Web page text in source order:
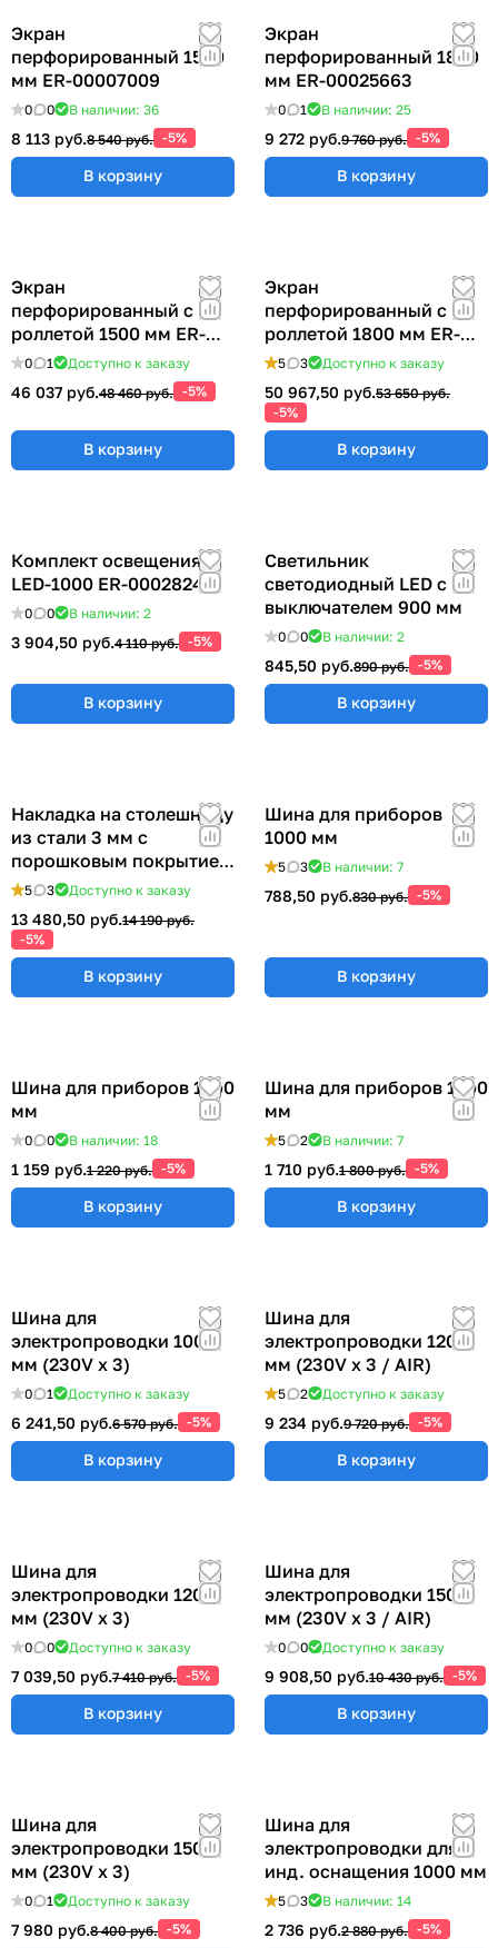
Экран
перфорированный 1500
мм ER-00007009
0 0 В наличии: 36
8 113 руб.8 540 руб. -5%
В корзину
Экран
перфорированный 1800
мм ER-00025663
0 1 В наличии: 25
9 272 руб.9 760 руб. -5%
В корзину
Экран
перфорированный с
роллетой 1500 мм ER-
00022418
0 1 Доступно к заказу
46 037 руб.48 460 руб. -5%
В корзину
Экран
перфорированный с
роллетой 1800 мм ER-
00020793
5 3 Доступно к заказу
50 967,50 руб.53 650 руб.
-5%
В корзину
Комплект освещения
LED-1000 ER-00028248
0 0 В наличии: 2
3 904,50 руб.4 110 руб. -5%
В корзину
Светильник
светодиодный LED с
выключателем 900 мм
0 0 В наличии: 2
845,50 руб.890 руб. -5%
В корзину
Накладка на столешницу
из стали 3 мм с
порошковым покрытием
(ширина 1830 мм) ER-
5 3 Доступно к заказу
13 480,50 руб.14 190 руб.
-5%
В корзину
Шина для приборов
1000 мм
5 3 В наличии: 7
788,50 руб.830 руб. -5%
В корзину
Шина для приборов 1200
мм
0 0 В наличии: 18
1 159 руб.1 220 руб. -5%
В корзину
Шина для приборов 1500
мм
5 2 В наличии: 7
1 710 руб.1 800 руб. -5%
В корзину
Шина для
электропроводки 1000
мм (230V x 3)
0 1 Доступно к заказу
6 241,50 руб.6 570 руб. -5%
В корзину
Шина для
электропроводки 1200
мм (230V x 3 / AIR)
5 2 Доступно к заказу
9 234 руб.9 720 руб. -5%
В корзину
Шина для
электропроводки 1200
мм (230V x 3)
0 0 Доступно к заказу
7 039,50 руб.7 410 руб. -5%
В корзину
Шина для
электропроводки 1500
мм (230V x 3 / AIR)
0 0 Доступно к заказу
9 908,50 руб.10 430 руб. -5%
В корзину
Шина для
электропроводки 1500
мм (230V x 3)
0 1 Доступно к заказу
7 980 руб.8 400 руб. -5%
Шина для
электропроводки для
инд. оснащения 1000 мм
5 3 В наличии: 14
2 736 руб.2 880 руб. -5%